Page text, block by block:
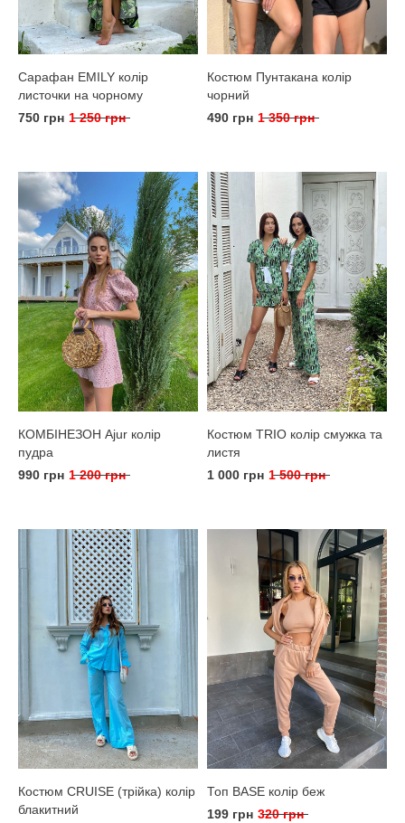
Сарафан EMILY колір
листочки на чорному
750 грн 1 250 грн
Костюм Пунтакана колір
чорний
490 грн 1 350 грн
КОМБІНЕЗОН Ajur колір
пудра
990 грн 1 200 грн
Костюм TRIO колір смужка та
листя
1 000 грн 1 500 грн
Костюм CRUISE (трійка) колір
блакитний
Топ BASE колір беж
199 грн 320 грн